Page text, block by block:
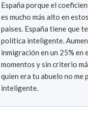
España porque el
es mucho más alto en estos
paises. España tiene que tener una
política inteligente. Aumentar la
inmigración en un 25% en
momentos y sin criterio
quien era tu abuelo no me
inteligente.